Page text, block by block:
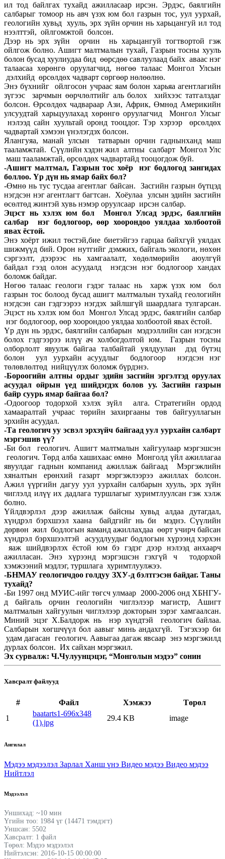
ил тод байлгах тухайд ажилласаар ирсэн. Эрдэс, баялгийн
салбарыг томоор нь авч үзэх юм бол газрын тос, уул уурхай,
геологийн хувьд хууль, эрх зүйн орчин нь харьцангуй ил тод
нээлттэй, ойлгомжтой болсон.
Дээр нь эрх зүйн орчин нь харьцангуй тогтвортой гэж
ойлгож болно. Ашигт малтмалын тухай, Газрын тосны хууль
болон бусад хуулиудаа бид өөрсдөө савлуулаад байх аваас нэг
талаасаа хөрөнгө оруулагчид, нөгөө талаас Монгол Улсын
дэлхийд өрсөлдөх чадварт сөргөөр нөлөөлнө.
Энэ бүхнийг ойлгосон учраас яам болон харьяа агентлагийн
зүгээс зарчмын өөрчлөлтийг аль болох хийхээс татгалздаг
болсон. Өрсөлдөх чадвараар Ази, Африк, Өмнөд Америкийн
улсуудтай харьцуулахад хөрөнгө оруулагчид Монгол Улсыг
нэлээд сайн хуультай оронд тооцдог. Тэр хэрээр өрсөлдөх
чадвартай хэмээн үнэлэгдэх болсон.
Ялангуяа, манай улсын татварын орчин гаднынханд маш
тааламжтай. Сүүлийн хэдэн жил алтны салбарт Монгол Улс
маш тааламжтай, өрсөлдөх чадвартайд тооцогдож буй.
-Ашигт малтмал, Газрын тос хоёр нэг бодлогод зангидах
боллоо. Үр дүн нь ямар байх бол?
-Өмнө нь тус тусдаа агентлаг байсан. Засгийн газрын бүтцэд
нэгдсэн нэг агентлагт багтсан. Хоёулаа улсын эдийн засгийн
өсөлтөд жинтэй хувь нэмэр оруулсаар ирсэн салбар.
Эцэст нь хэлэх юм бол Монгол Улсад эрдэс, баялгийн
салбар нэг бодлогоор, өөр хоорондоо уялдаа холбоотой
явах ёстой.
Энэ хоёрт ижил төстэй,бие биетэйгээ гарцаа байхгүй уялдах
шижмүүд бий. Орон нутгийг дэмжих, байгаль экологи, нөхөн
сэргээлт, дээрээс нь хамгаалалт, хөдөлмөрийн аюулгүй
байдал гээд олон асуудалд нэгдсэн нэг бодлогоор хандах
боломж байдаг.
Нөгөө талаас геологи гэдэг талаас нь харж үзэх юм бол
газрын тос болоод бусад ашигт малтмалын тухайд геологийн
нэгдсэн сан гэдгээрээ нэгдэх зайлшгүй шаардлага тулгарсан.
Эцэст нь хэлэх юм бол Монгол Улсад эрдэс, баялгийн салбар
нэг бодлогоор, өөр хоорондоо уялдаа холбоотой явах ёстой.
Үр дүн нь эрдэс, баялгийн салбарын мэдээллийн сан нэгдсэн
болох гэдгээрээ илүү ач холбогдолтой юм. Газрын тосны
олборлолт явуулж байгаа талбайтай уялдуулан дэд бүтэц
болон уул уурхайн асуудлыг бодлогоор нэгдсэн нэг
төлөвлөлтөд нийцүүлэх боломж бүрдэнэ.
-Бороогийн алтны ордыг эдийн засгийн эргэлтэд оруулах
асуудал ойрын үед шийдэгдэх болов уу. Засгийн газрын
байр суурь ямар байгаа бол?
-Одоогоор тодорхой хэлэх зүйл алга. Стратегийн ордод
хамааралтай учраас төрийн захиргааны төв байгууллагын
эрхийн асуудал.
-Та геологич уу эсвэл эрхзүйч байгаад уул уурхайн салбарт
мэргэшив үү?
-Би бол геологич. Ашигт малтмалын хайгуулаар мэргэшсэн
геологич. Төрд алба хашихаас өмнө Монголд үйл ажиллагаа
явуулдаг гаднын компанид ажиллаж байгаад Мэргэжлийн
хяналтын ерөнхий газарт мэргэжлээрээ ажиллах болсон.
Ажил үүргийн дагуу уул уурхайн салбарын хууль, эрх зүйн
чиглэлд илүү их дадлага туршлагыг хуримтлуулсан гэж хэлж
болно.
Үйлдвэрлэл дээр ажиллаж байсны хувьд алдаа дутагдал,
хүндрэл бэрхшээл хаана байдгийг нь би мэднэ. Сүүлийн
дөрвөн жил бодлогын яаманд ажиллахдаа өөрт учирч байсан
хүндрэл бэрхшээлтэй асуудлуудыг бодлогын хүрээнд хэрхэн
яаж шийдвэрлэх ёстой юм бэ гэдэг дээр нэлээд анхаарч
ажилласан. Энэ хүрээнд мэргэшсэн гэхгүй ч тодорхой
хэмжээний мэдлэг, туршлага хуримтлуулжээ.
-БНМАУ геологичдоо голдуу ЗХУ-д бэлтгэсэн байдаг. Таны
тухайд?
-Би 1997 онд МУИС-ийг төгсч улмаар 2000-2006 онд ХБНГУ-
д байгаль орчин геологийн чиглэлээр магистр, Ашигт
малтмалын хайгуулын чиглэлээр докторын зэрэг хамгаалсан.
Миний эцэг Х.Балдорж нь нэр хүндтэй геологич байлаа.
Салбарын хөгшчүүл бол аавыг минь андахгүй. Тэгэхээр би
удам дагасан геологич. Аавыгаа дагаж явсаар энэ мэргэжилд
дурлах болсон. Их сайхан мэргэжил.
Эх сурвалж: Ч.Чулуунцэцэг, “Монголын мэдээ” сонин
Хавсралт файлууд
# Файл Хэмжээ
Төрөл
1
baatarts1-696x348
(1).jpg
29.4 KB image
Ангилал
Мэдээ мэдээлэл Зарлал Ханш үнэ Видео мэдээ Видео мэдээ
Нийтлэл
Мэдээлэл
Уншихад: ~10 мин
Үгийн тоо: 1984 үг (14471 тэмдэгт)
Уншсан: 5502
Хавсралт: 1 файл
Төрөл: Мэдээ мэдээлэл
Нийтэлсэн: 2016-10-15 00:00:00